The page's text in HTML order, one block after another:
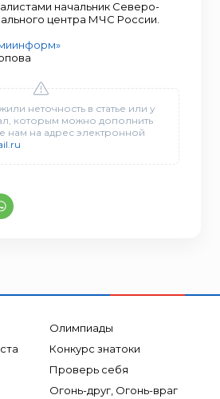
начальник Северо-
центра МЧС России.
неточность в статье или у
которым можно дополнить
нам на адрес электронной
Олимпиады
Конкурс знатоки
Проверь себя
Огонь-друг, Огонь-враг